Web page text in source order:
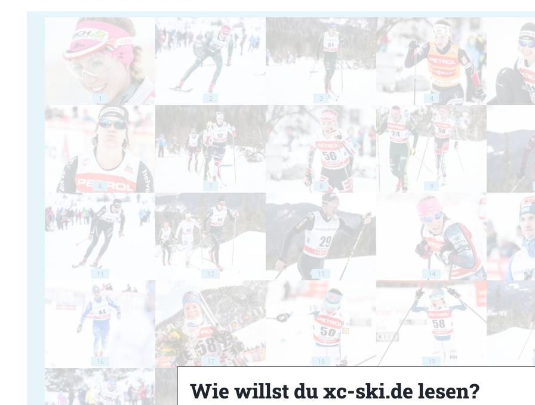
1 2 3 4
6 7 8 9
11 12 13 14
16 17 18 19
Wie willst du xc-ski.de lesen?